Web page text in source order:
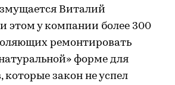
Виталий
этом у компании более 300
ремонтировать
форме для
которые закон не успел